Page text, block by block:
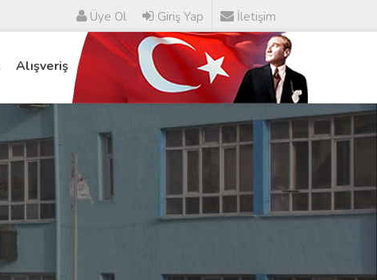
İletişim
Giriş Yap
Üye Ol
Alışveriş